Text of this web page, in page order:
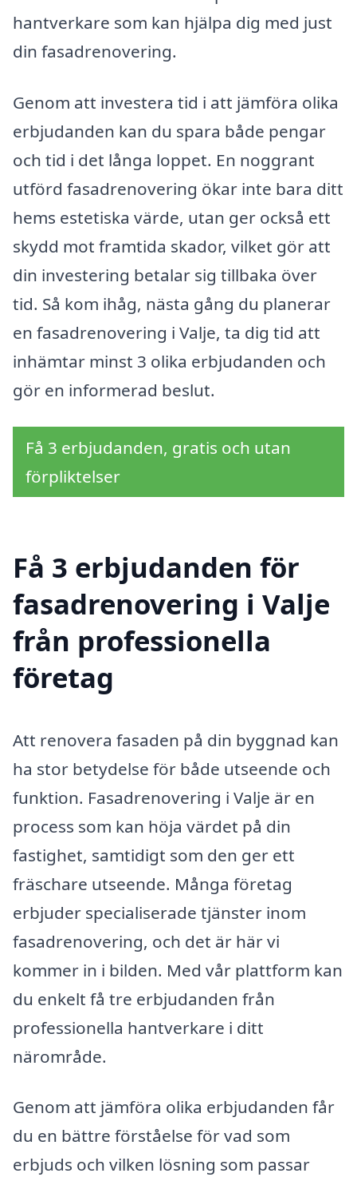
hantverkare som kan hjälpa dig med just
din fasadrenovering.
Genom att investera tid i att jämföra olika
erbjudanden kan du spara både pengar
och tid i det långa loppet. En noggrant
utförd fasadrenovering ökar inte bara ditt
hems estetiska värde, utan ger också ett
skydd mot framtida skador, vilket gör att
din investering betalar sig tillbaka över
tid. Så kom ihåg, nästa gång du planerar
en fasadrenovering i Valje, ta dig tid att
inhämtar minst 3 olika erbjudanden och
gör en informerad beslut.
Få 3 erbjudanden, gratis och utan
förpliktelser
Få 3 erbjudanden för
fasadrenovering i Valje
från professionella
företag
Att renovera fasaden på din byggnad kan
ha stor betydelse för både utseende och
funktion. Fasadrenovering i Valje är en
process som kan höja värdet på din
fastighet, samtidigt som den ger ett
fräschare utseende. Många företag
erbjuder specialiserade tjänster inom
fasadrenovering, och det är här vi
kommer in i bilden. Med vår plattform kan
du enkelt få tre erbjudanden från
professionella hantverkare i ditt
närområde.
Genom att jämföra olika erbjudanden får
du en bättre förståelse för vad som
erbjuds och vilken lösning som passar